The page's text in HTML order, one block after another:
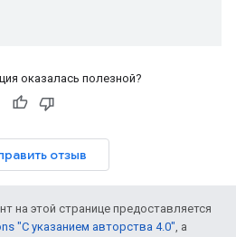
оказалась полезной?
отзыв
на этой странице предоставляется
"С указанием авторства 4.0", а